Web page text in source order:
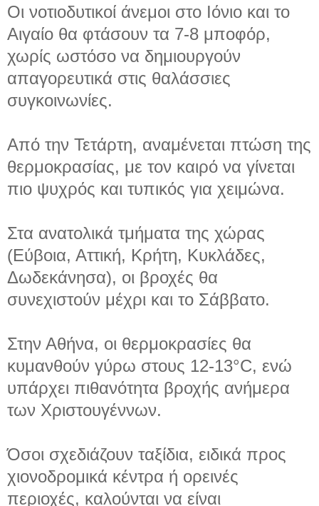
Οι νοτιοδυτικοί άνεμοι στο Ιόνιο και το
Αιγαίο θα φτάσουν τα 7-8 μποφόρ,
χωρίς ωστόσο να δημιουργούν
απαγορευτικά στις θαλάσσιες
συγκοινωνίες.
Από την Τετάρτη, αναμένεται πτώση της
θερμοκρασίας, με τον καιρό να γίνεται
πιο ψυχρός και τυπικός για χειμώνα.
Στα ανατολικά τμήματα της χώρας
(Εύβοια, Αττική, Κρήτη, Κυκλάδες,
Δωδεκάνησα), οι βροχές θα
συνεχιστούν μέχρι και το Σάββατο.
Στην Αθήνα, οι θερμοκρασίες θα
κυμανθούν γύρω στους 12-13°C, ενώ
υπάρχει πιθανότητα βροχής ανήμερα
των Χριστουγέννων.
Όσοι σχεδιάζουν ταξίδια, ειδικά προς
χιονοδρομικά κέντρα ή ορεινές
περιοχές, καλούνται να είναι